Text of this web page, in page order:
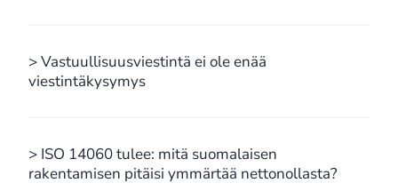
> Vastuullisuusviestintä ei ole enää
viestintäkysymys
> ISO 14060 tulee: mitä suomalaisen
rakentamisen pitäisi ymmärtää nettonollasta?